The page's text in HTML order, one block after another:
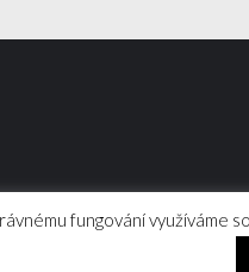
hokejové dovednosti |
fungování využíváme